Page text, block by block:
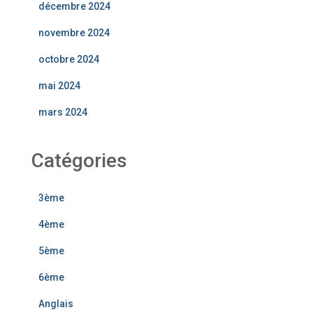
décembre 2024
novembre 2024
octobre 2024
mai 2024
mars 2024
Catégories
3ème
4ème
5ème
6ème
Anglais